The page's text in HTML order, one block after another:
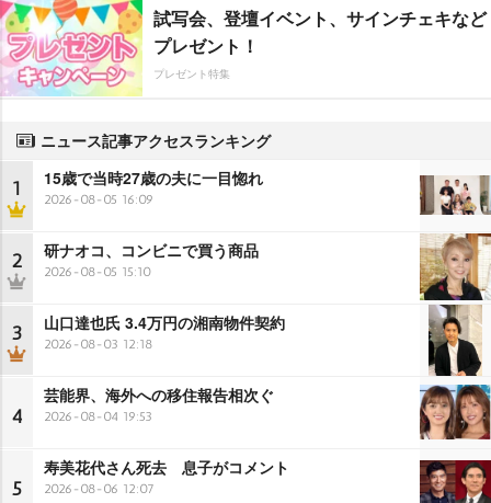
試写会、登壇イベント、サインチェキなど
プレゼント！
プレゼント特集
ニュース記事アクセスランキング
1 15歳で当時27歳の夫に一目惚れ
2026-08-05 16:09
2 研ナオコ、コンビニで買う商品
2026-08-05 15:10
3 山口達也氏 3.4万円の湘南物件契約
2026-08-03 12:18
4
芸能界、海外への移住報告相次ぐ
2026-08-04 19:53
5
寿美花代さん死去 息子がコメント
2026-08-06 12:07